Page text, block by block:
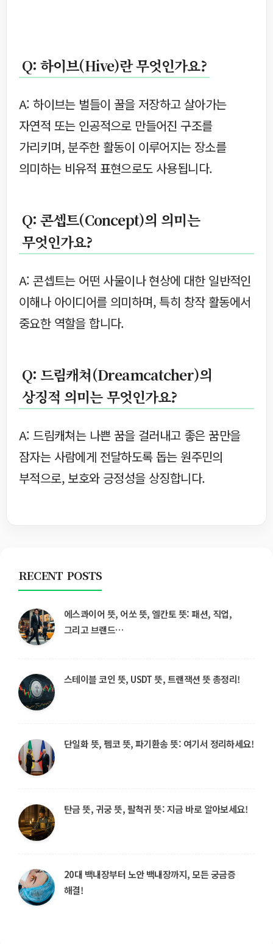
Q: 하이브(Hive)란 무엇인가요?
A: 하이브는 벌들이 꿀을 저장하고 살아가는
자연적 또는 인공적으로 만들어진 구조를
가리키며, 분주한 활동이 이루어지는 장소를
의미하는 비유적 표현으로도 사용됩니다.
Q: 콘셉트(Concept)의 의미는
무엇인가요?
A: 콘셉트는 어떤 사물이나 현상에 대한 일반적인
이해나 아이디어를 의미하며, 특히 창작 활동에서
중요한 역할을 합니다.
Q: 드림캐쳐(Dreamcatcher)의
상징적 의미는 무엇인가요?
A: 드림캐쳐는 나쁜 꿈을 걸러내고 좋은 꿈만을
잠자는 사람에게 전달하도록 돕는 원주민의
부적으로, 보호와 긍정성을 상징합니다.
RECENT POSTS
에스콰이어 뜻, 어쏘 뜻, 엘칸토 뜻: 패션, 직업,
그리고 브랜드…
스테이블 코인 뜻, USDT 뜻, 트랜잭션 뜻 총정리!
단일화 뜻, 펨코 뜻, 파기환송 뜻: 여기서 정리하세요!
탄금 뜻, 귀궁 뜻, 팔척귀 뜻: 지금 바로 알아보세요!
20대 백내장부터 노안 백내장까지, 모든 궁금증
해결!